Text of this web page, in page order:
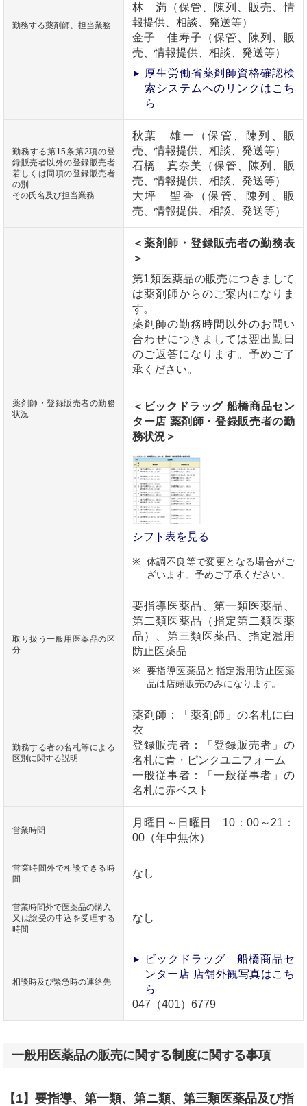
勤務する薬剤師、担当業務
林 満（保管、陳列、販売、情
報提供、相談、発送等）
金子 佳寿子（保管、陳列、販
売、情報提供、相談、発送等）
厚生労働省薬剤師資格確認検
索システムへのリンクはこち
ら
勤務する第15条第2項の登
録販売者以外の登録販売者
若しくは同項の登録販売者
の別
その氏名及び担当業務
秋葉 雄一（保管、陳列、販
売、情報提供、相談、発送等）
石橋 真奈美（保管、陳列、販
売、情報提供、相談、発送等）
大坪 聖香（保管、陳列、販
売、情報提供、相談、発送等）
薬剤師・登録販売者の勤務
状況
＜薬剤師・登録販売者の勤務表
＞
第1類医薬品の販売につきまして
は薬剤師からのご案内になりま
す。
薬剤師の勤務時間以外のお問い
合わせにつきましては翌出勤日
のご返答になります。予めご了
承ください。
＜ビックドラッグ 船橋商品セン
ター店 薬剤師・登録販売者の勤
務状況＞
シフト表を見る
体調不良等で変更となる場合がご
ざいます。予めご了承ください。
取り扱う一般用医薬品の区
分
要指導医薬品、第一類医薬品、
第二類医薬品（指定第二類医薬
品）、第三類医薬品、指定濫用
防止医薬品
要指導医薬品と指定濫用防止医薬
品は店頭販売のみになります。
勤務する者の名札等による
区別に関する説明
薬剤師：「薬剤師」の名札に白
衣
登録販売者：「登録販売者」の
名札に青・ピンクユニフォーム
一般従事者：「一般従事者」の
名札に赤ベスト
営業時間
月曜日～日曜日 10：00～21：
00（年中無休）
営業時間外で相談できる時
間
なし
営業時間外で医薬品の購入
又は譲受の申込を受理する
時間
なし
相談時及び緊急時の連絡先
ビックドラッグ 船橋商品セ
ンター店 店舗外観写真はこち
ら
047（401）6779
一般用医薬品の販売に関する制度に関する事項
【1】要指導、第一類、第ニ類、第三類医薬品及び指